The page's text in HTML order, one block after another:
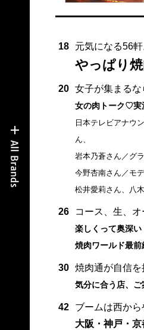
18 元気になる56軒
やっぱり焼
20 女子が集まるな
女の肉トーク♡実
日本テレビアナウ
ん、
岩本乃蒼さん／グ
今野杏南さん／モ
松井愛莉さん、八
26 コース、生、
楽しくって奥深
焼肉ワールド最前
30 焼肉通が自信を
気分に合う店、ご
42
ブームは西から
大阪・神戸・